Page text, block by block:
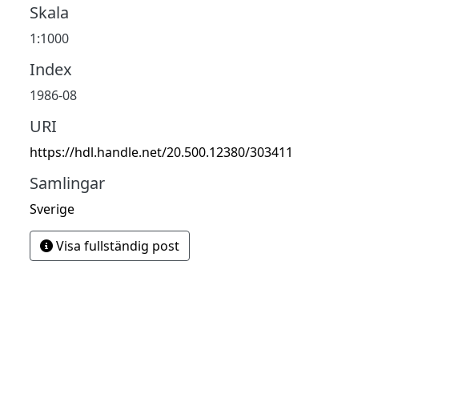
Skala
1:1000
Index
1986-08
URI
https://hdl.handle.net/20.500.12380/303411
Samlingar
Sverige
Visa fullständig post